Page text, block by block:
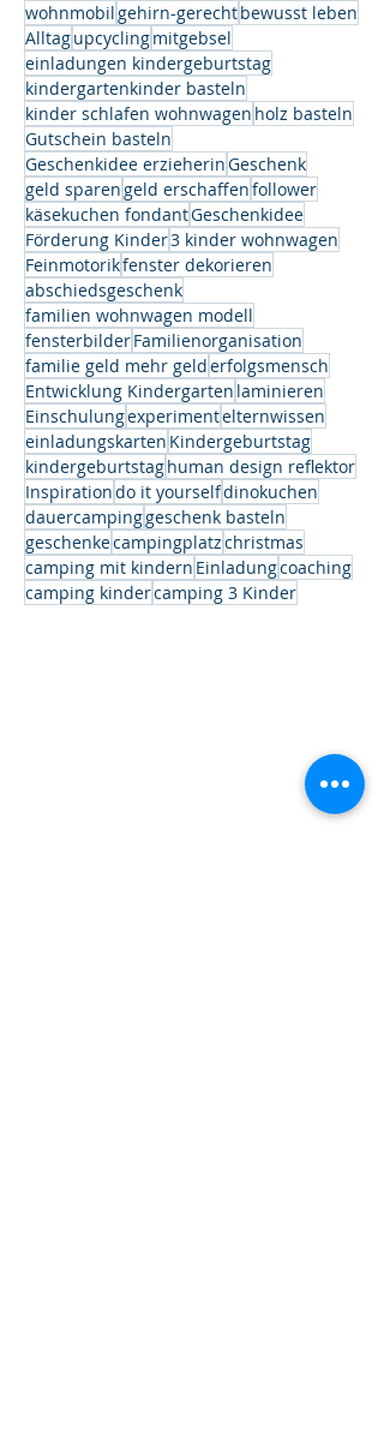
wohnmobilgehirn-gerechtbewusst leben
Alltagupcyclingmitgebsel
einladungen kindergeburtstag
kindergartenkinder basteln
kinder schlafen wohnwagen holz basteln
Gutschein basteln
Geschenkidee erzieherinGeschenk
geld sparengeld erschaffenfollower
käsekuchen fondantGeschenkidee
Förderung Kinder3 kinder wohnwagen
Feinmotorikfenster dekorieren
abschiedsgeschenk
familien wohnwagen modell
fensterbilderFamilienorganisation
familie geld mehr gelderfolgsmensch
Entwicklung Kindergarten laminieren
Einschulungexperimentelternwissen
einladungskarten Kindergeburtstag
kindergeburtstaghuman design reflektor
Inspirationdo it yourselfdinokuchen
dauercampinggeschenk basteln
geschenkecampingplatzchristmas
camping mit kindern Einladungcoaching
camping kindercamping 3 Kinder